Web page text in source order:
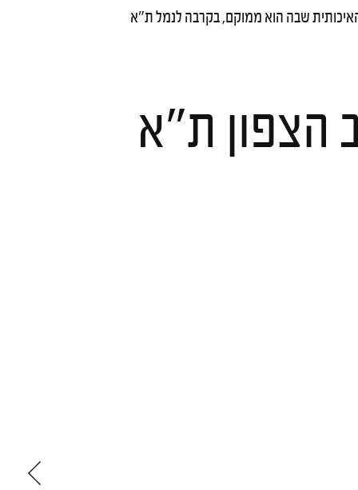
האיכותית שבה הוא ממוקם, בקרבה לנמל ת"א
הצפון ת”א